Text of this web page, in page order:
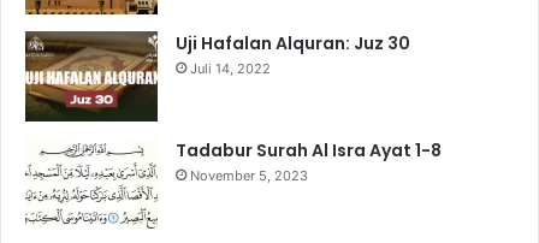
Uji Hafalan Alquran: Juz 30
Juli 14, 2022
Tadabur Surah Al Isra Ayat 1-8
November 5, 2023